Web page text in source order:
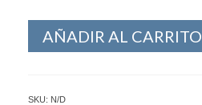
AÑADIR AL CARRITO
SKU: N/D